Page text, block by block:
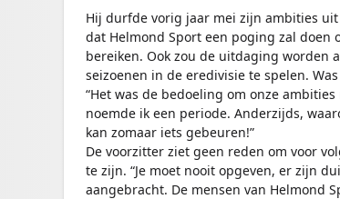
Hij durfde vorig jaar mei zijn ambities
dat Helmond Sport een poging zal doen
bereiken. Ook zou de uitdaging worden
seizoenen in de eredivisie te spelen.
“Het was de bedoeling om onze
noemde ik een periode. Anderzijds,
kan zomaar iets gebeuren!”
De voorzitter ziet geen reden om voor
te zijn. “Je moet nooit opgeven, er zijn
aangebracht. De mensen van Helmond